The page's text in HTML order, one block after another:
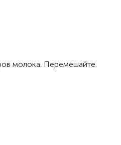
молока. Перемешайте.